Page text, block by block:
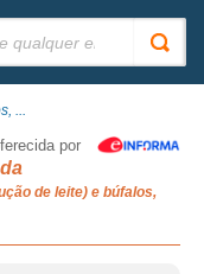
...
por
de leite) e búfalos,